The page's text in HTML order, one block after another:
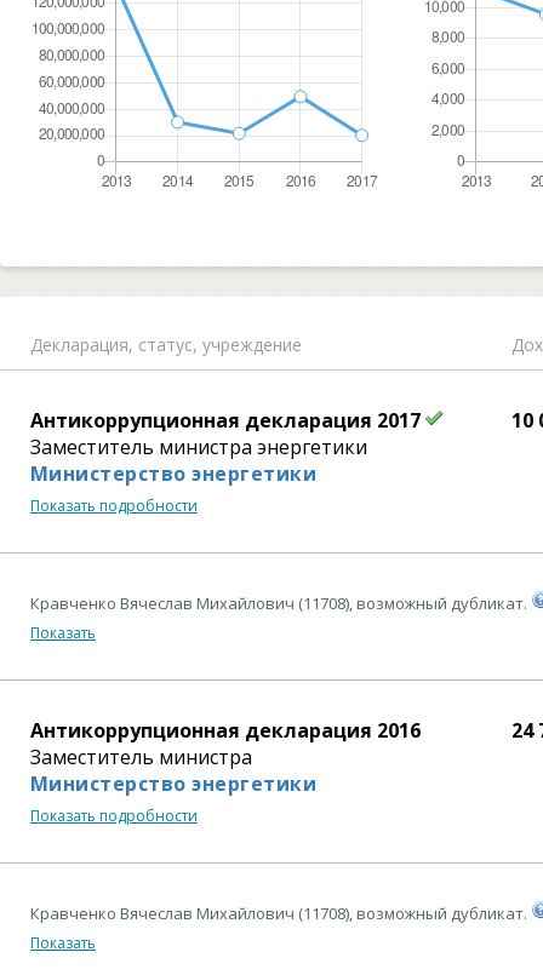
Декларация, статус, учреждение
Антикоррупционная декларация 2017
Заместитель министра энергетики
Министерство энергетики
Показать подробности
10
Кравченко Вячеслав Михайлович (11708), возможный дубликат.
Показать
Антикоррупционная декларация 2016
Заместитель министра
Министерство энергетики
Показать подробности
24
Кравченко Вячеслав Михайлович (11708), возможный дубликат.
Показать